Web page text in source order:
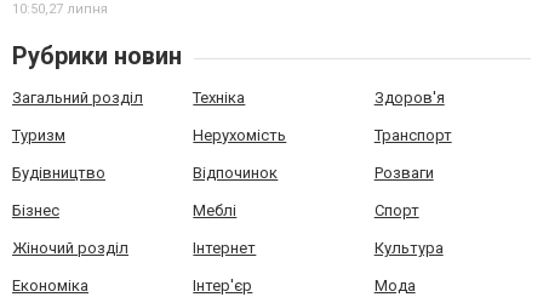
10:50,27 липня
Рубрики новин
Загальний розділ Техніка Здоров'я
Туризм Нерухомість Транспорт
Будівництво Відпочинок Розваги
Бізнес Меблі Спорт
Жіночий розділ Інтернет Культура
Економіка Інтер'єр Мода